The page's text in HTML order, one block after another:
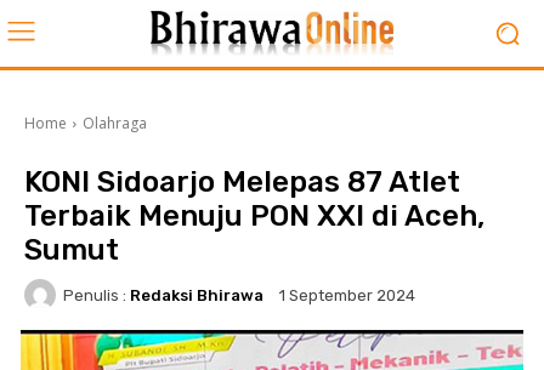
Home Olahraga
KONI Sidoarjo Melepas 87 Atlet
Terbaik Menuju PON XXI di Aceh,
Sumut
Penulis : Redaksi Bhirawa 1 September 2024